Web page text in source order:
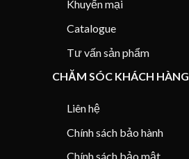
Khuyến mại
Catalogue
Tư vấn sản phẩm
CHĂM SÓC KHÁCH HÀNG
Liên hệ
Chính sách bảo hành
Chính sách bảo mật